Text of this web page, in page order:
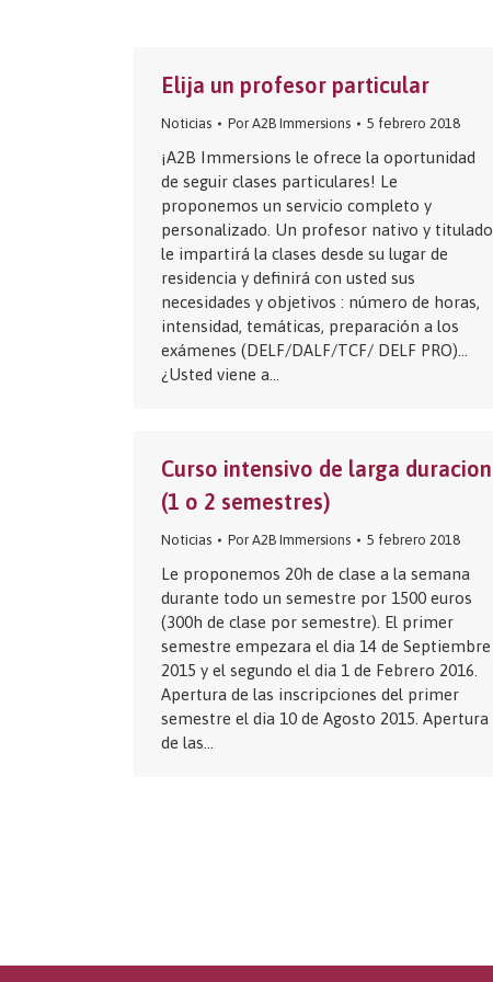
Elija un profesor particular
Noticias Por A2B Immersions 5 febrero 2018
¡A2B Immersions le ofrece la oportunidad
de seguir clases particulares! Le
proponemos un servicio completo y
personalizado. Un profesor nativo y titulado
le impartirá la clases desde su lugar de
residencia y definirá con usted sus
necesidades y objetivos : número de horas,
intensidad, temáticas, preparación a los
exámenes (DELF/DALF/TCF/ DELF PRO)…
¿Usted viene a…
Curso intensivo de larga duracion
(1 o 2 semestres)
Noticias Por A2B Immersions 5 febrero 2018
Le proponemos 20h de clase a la semana
durante todo un semestre por 1500 euros
(300h de clase por semestre). El primer
semestre empezara el dia 14 de Septiembre
2015 y el segundo el dia 1 de Febrero 2016.
Apertura de las inscripciones del primer
semestre el dia 10 de Agosto 2015. Apertura
de las…